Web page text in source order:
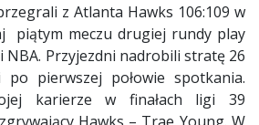
z Atlanta Hawks 106:109 w
piątym meczu drugiej rundy play
Przyjezdni nadrobili stratę 26
pierwszej połowie spotkania.
karierze w finałach ligi 39